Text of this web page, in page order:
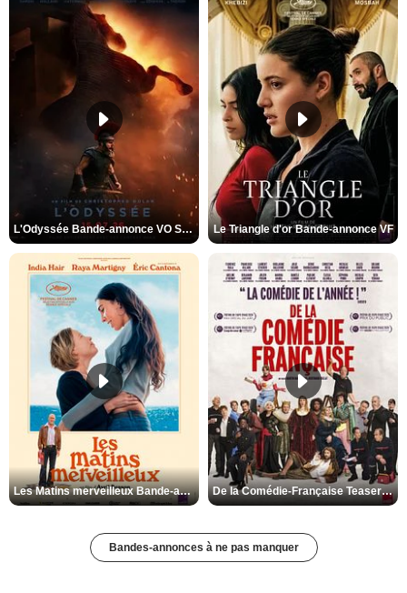
L'Odyssée Bande-annonce VO STFR Le Triangle d'or Bande-annonce VF
Les Matins merveilleux Bande-annonce VF De la Comédie-Française Teaser VF
Bandes-annonces à ne pas manquer